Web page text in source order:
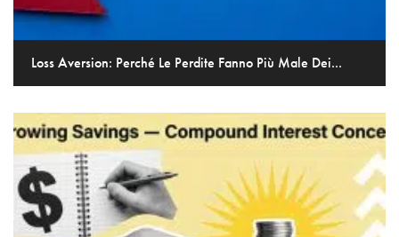
Loss Aversion: Perché Le Perdite Fanno Più Male Dei...